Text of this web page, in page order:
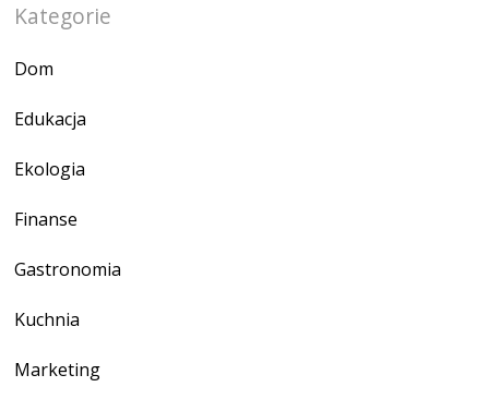
Kategorie
Dom
Edukacja
Ekologia
Finanse
Gastronomia
Kuchnia
Marketing